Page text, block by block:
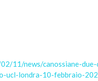
11/news/canossiane-
ucl-londra-10-febbraio-